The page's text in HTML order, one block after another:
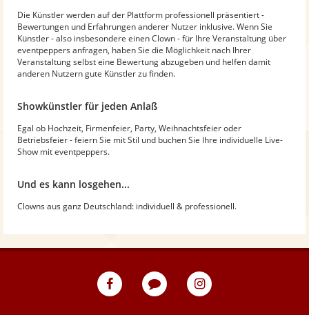
Die Künstler werden auf der Plattform professionell präsentiert -
Bewertungen und Erfahrungen anderer Nutzer inklusive. Wenn Sie
Künstler - also insbesondere einen Clown - für Ihre Veranstaltung über
eventpeppers anfragen, haben Sie die Möglichkeit nach Ihrer
Veranstaltung selbst eine Bewertung abzugeben und helfen damit
anderen Nutzern gute Künstler zu finden.
Showkünstler für jeden Anlaß
Egal ob Hochzeit, Firmenfeier, Party, Weihnachtsfeier oder
Betriebsfeier - feiern Sie mit Stil und buchen Sie Ihre individuelle Live-
Show mit eventpeppers.
Und es kann losgehen...
Clowns aus ganz Deutschland: individuell & professionell.
eventpeppers
Blog
eventpeppers